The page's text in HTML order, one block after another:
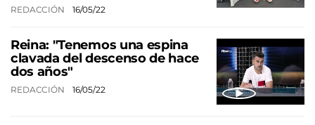
REDACCIÓN 16/05/22
Reina: "Tenemos una espina
clavada del descenso de hace
dos años"
REDACCIÓN 16/05/22